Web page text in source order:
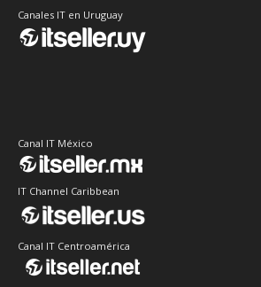
Canales IT en Uruguay
Canal IT México
IT Channel Caribbean
Canal IT Centroamérica